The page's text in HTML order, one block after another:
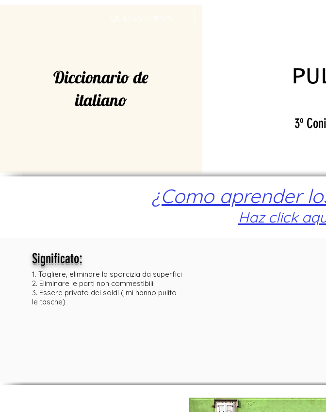
Diccionario de
italiano
3º
¿Como aprender
Haz click
Significato:
1. Togliere, eliminare la sporcizia da superfici
2. Eliminare le parti non commestibili
3. Essere privato dei soldi ( mi hanno pulito
le tasche)